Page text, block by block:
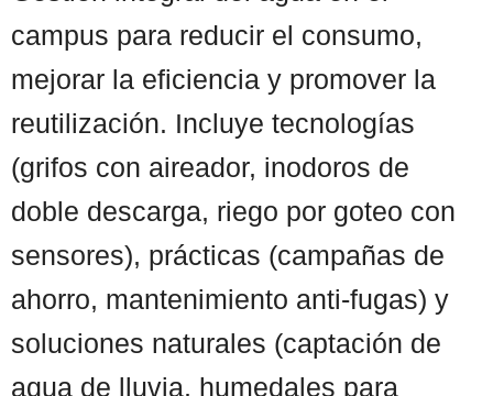
campus para reducir el consumo,
mejorar la eficiencia y promover la
reutilización. Incluye tecnologías
(grifos con aireador, inodoros de
doble descarga, riego por goteo con
sensores), prácticas (campañas de
ahorro, mantenimiento anti-fugas) y
soluciones naturales (captación de
agua de lluvia, humedales para